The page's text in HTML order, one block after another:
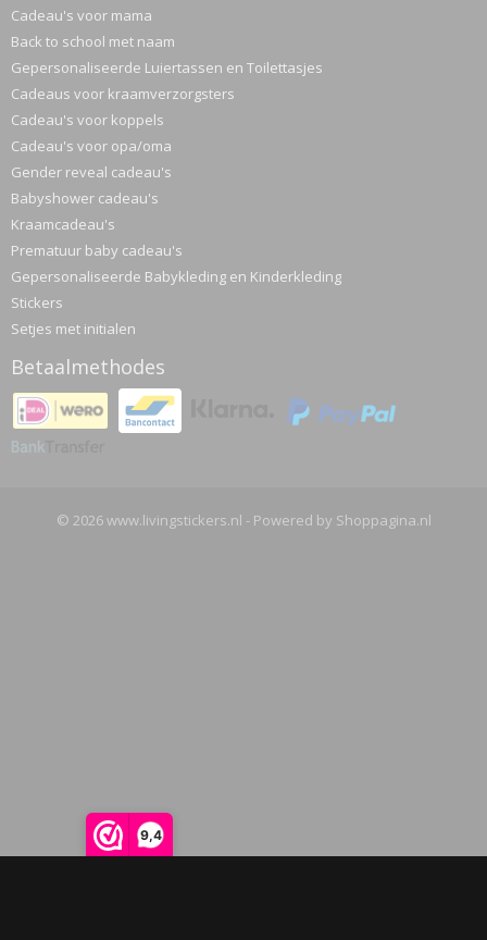
9,4
Cadeau's voor mama
Back to school met naam
Gepersonaliseerde Luiertassen en Toilettasjes
Cadeaus voor kraamverzorgsters
Cadeau's voor koppels
Cadeau's voor opa/oma
Gender reveal cadeau's
Babyshower cadeau's
Kraamcadeau's
Prematuur baby cadeau's
Gepersonaliseerde Babykleding en Kinderkleding
Stickers
Setjes met initialen
Betaalmethodes
© 2026 www.livingstickers.nl - Powered by Shoppagina.nl